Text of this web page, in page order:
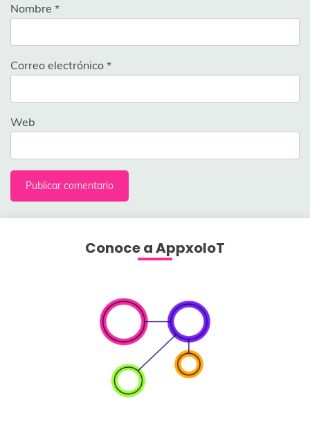
Nombre *
Correo electrónico *
Web
Conoce a AppxoloT